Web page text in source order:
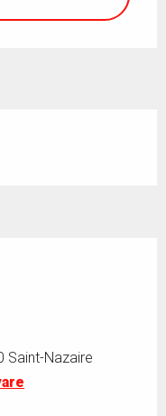
Saint-Nazaire